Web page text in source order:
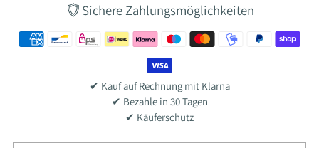
Sichere Zahlungsmöglichkeiten
✔ Kauf auf Rechnung mit Klarna
✔ Bezahle in 30 Tagen
✔ Käuferschutz